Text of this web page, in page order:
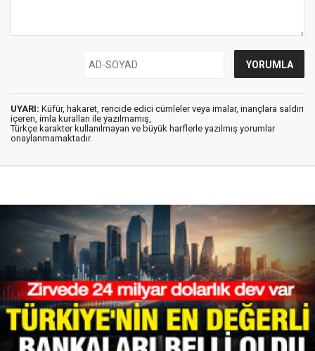
UYARI: Küfür, hakaret, rencide edici cümleler veya imalar, inançlara saldırı
içeren, imla kuralları ile yazılmamış,
Türkçe karakter kullanılmayan ve büyük harflerle yazılmış yorumlar
onaylanmamaktadır.